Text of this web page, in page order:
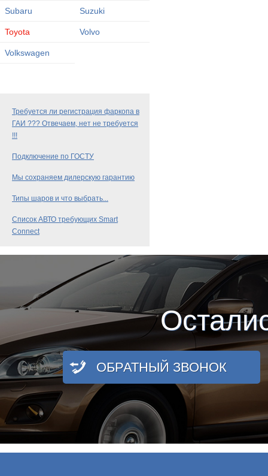
Subaru Suzuki
Toyota Volvo
Volkswagen
Требуется ли регистрация фаркопа в
ГАИ ??? Отвечаем, нет не требуется
!!!
Подключение по ГОСТУ
Мы сохраняем дилерскую гарантию
Типы шаров и что выбрать...
Список АВТО требующих Smart
Connect
ОБРАТНЫЙ ЗВОНОК